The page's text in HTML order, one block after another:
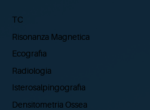
TC
Risonanza Magnetica
Ecografia
Radiologia
Isterosalpingografia
Densitometria Ossea